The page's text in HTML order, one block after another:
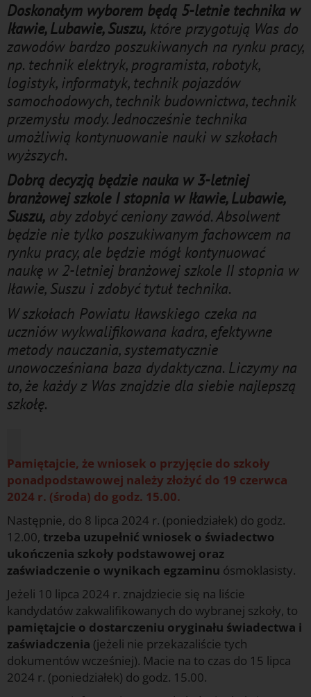
Doskonałym wyborem będą 5-letnie technika w
Iławie, Lubawie, Suszu, które przygotują Was do
zawodów bardzo poszukiwanych na rynku pracy,
np. technik elektryk, programista, robotyk,
logistyk, informatyk, technik pojazdów
samochodowych, technik budownictwa, technik
przemysłu mody. Jednocześnie technika
umożliwią kontynuowanie nauki w szkołach
wyższych.
Dobrą decyzją będzie nauka w 3-letniej
branżowej szkole I stopnia w Iławie, Lubawie,
Suszu, aby zdobyć ceniony zawód. Absolwent
będzie nie tylko poszukiwanym fachowcem na
rynku pracy, ale będzie mógł kontynuować
naukę w 2-letniej branżowej szkole II stopnia w
Iławie, Suszu i zdobyć tytuł technika.
W szkołach Powiatu Iławskiego czeka na
uczniów wykwalifikowana kadra, efektywne
metody nauczania, systematycznie
unowocześniana baza dydaktyczna. Liczymy na
to, że każdy z Was znajdzie dla siebie najlepszą
szkołę.
Pamiętajcie, że wniosek o przyjęcie do szkoły
ponadpodstawowej należy złożyć do 19 czerwca
2024 r. (środa) do godz. 15.00.
Następnie, do 8 lipca 2024 r. (poniedziałek) do godz.
12.00, trzeba uzupełnić wniosek o świadectwo
ukończenia szkoły podstawowej oraz
zaświadczenie o wynikach egzaminu ósmoklasisty.
Jeżeli 10 lipca 2024 r. znajdziecie się na liście
kandydatów zakwalifikowanych do wybranej szkoły, to
pamiętajcie o dostarczeniu oryginału świadectwa i
zaświadczenia (jeżeli nie przekazaliście tych
dokumentów wcześniej). Macie na to czas do 15 lipca
2024 r. (poniedziałek) do godz. 15.00.